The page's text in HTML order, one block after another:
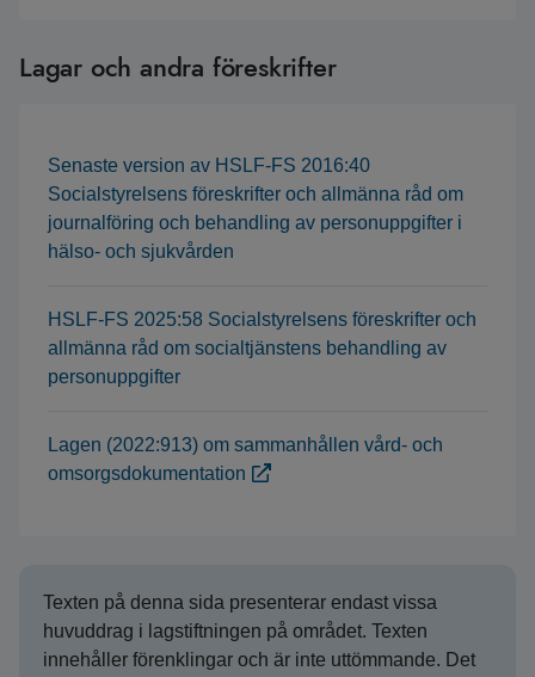
Lagar och andra föreskrifter
Senaste version av HSLF-FS 2016:40
Socialstyrelsens föreskrifter och allmänna råd om
journalföring och behandling av personuppgifter i
hälso- och sjukvården
HSLF-FS 2025:58 Socialstyrelsens föreskrifter och
allmänna råd om socialtjänstens behandling av
personuppgifter
Lagen (2022:913) om sammanhållen vård- och
omsorgsdokumentation
Texten på denna sida presenterar endast vissa
huvuddrag i lagstiftningen på området. Texten
innehåller förenklingar och är inte uttömmande. Det